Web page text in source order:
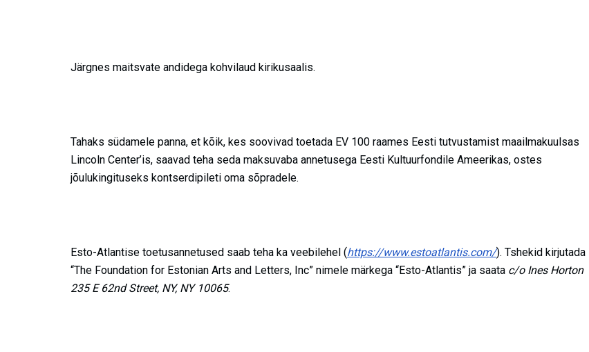
Järgnes maitsvate andidega kohvilaud kirikusaalis.
Tahaks südamele panna, et kõik, kes soovivad toetada EV 100 raames Eesti tutvustamist maailmakuulsas
Lincoln Center’is, saavad teha seda maksuvaba annetusega Eesti Kultuurfondile Ameerikas, ostes
jõulukingituseks kontserdipileti oma sõpradele.
Esto-Atlantise toetusannetused saab teha ka veebilehel (https://www.estoatlantis.com/). Tshekid kirjutada
“The Foundation for Estonian Arts and Letters, Inc” nimele märkega “Esto-Atlantis” ja saata c/o Ines Horton
235 E 62nd Street, NY, NY 10065.